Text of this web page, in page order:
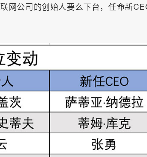
公司的创始人要么下台，任命新